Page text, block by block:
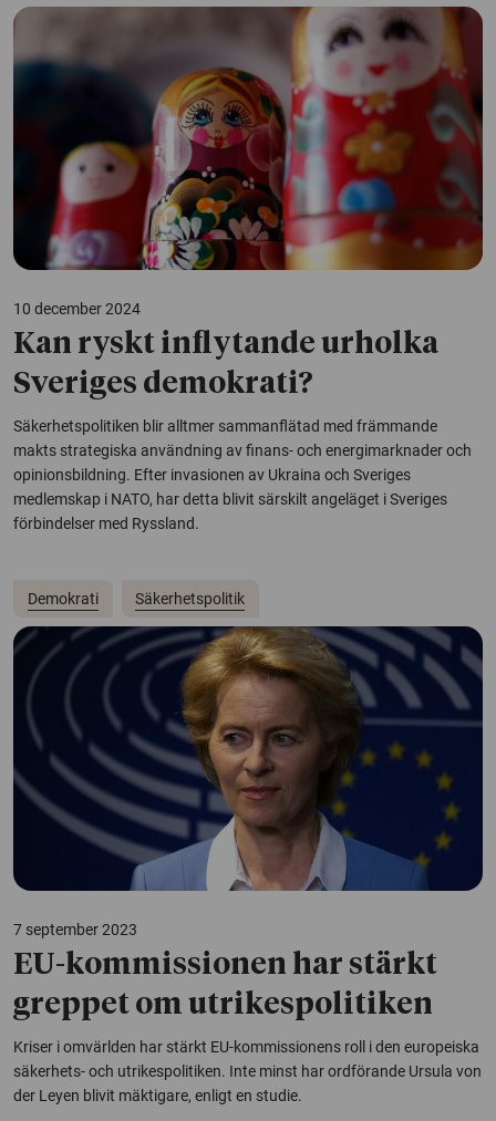
10 december 2024
Kan ryskt inflytande urholka
Sveriges demokrati?
Säkerhetspolitiken blir alltmer sammanflätad med främmande
makts strategiska användning av finans- och energimarknader och
opinionsbildning. Efter invasionen av Ukraina och Sveriges
medlemskap i NATO, har detta blivit särskilt angeläget i Sveriges
förbindelser med Ryssland.
Demokrati Säkerhetspolitik
7 september 2023
EU-kommissionen har stärkt
greppet om utrikespolitiken
Kriser i omvärlden har stärkt EU-kommissionens roll i den europeiska
säkerhets- och utrikespolitiken. Inte minst har ordförande Ursula von
der Leyen blivit mäktigare, enligt en studie.